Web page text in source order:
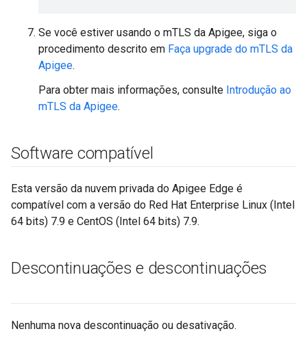
Se você estiver usando o mTLS da Apigee, siga o
procedimento descrito em Faça upgrade do mTLS da
Apigee.
Para obter mais informações, consulte Introdução ao
mTLS da Apigee.
Software compatível
Esta versão da nuvem privada do Apigee Edge é
compatível com a versão do Red Hat Enterprise Linux (Intel
64 bits) 7.9 e CentOS (Intel 64 bits) 7.9.
Descontinuações e descontinuações
Nenhuma nova descontinuação ou desativação.